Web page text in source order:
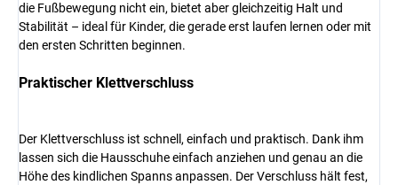
die Fußbewegung nicht ein, bietet aber gleichzeitig Halt und
Stabilität – ideal für Kinder, die gerade erst laufen lernen oder mit
den ersten Schritten beginnen.
Praktischer Klettverschluss
Der Klettverschluss ist schnell, einfach und praktisch. Dank ihm
lassen sich die Hausschuhe einfach anziehen und genau an die
Höhe des kindlichen Spanns anpassen. Der Verschluss hält fest,